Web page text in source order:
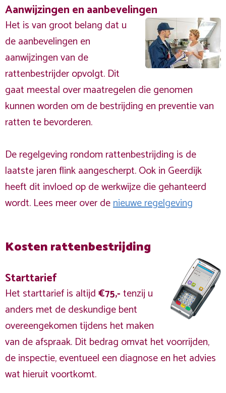
Aanwijzingen en aanbevelingen
Het is van groot belang dat u
de aanbevelingen en
aanwijzingen van de
rattenbestrijder opvolgt. Dit
gaat meestal over maatregelen die genomen
kunnen worden om de bestrijding en preventie van
ratten te bevorderen.
De regelgeving rondom rattenbestrijding is de
laatste jaren flink aangescherpt. Ook in Geerdijk
heeft dit invloed op de werkwijze die gehanteerd
wordt. Lees meer over denieuwe regelgeving
Kosten rattenbestrijding
Starttarief
Het starttarief is altijd€75,-tenzij u
anders met de deskundige bent
overeengekomen tijdens het maken
van de afspraak. Dit bedrag omvat het voorrijden,
de inspectie, eventueel een diagnose en het advies
wat hieruit voortkomt.